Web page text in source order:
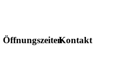
ÖffnungszeitenKontakt